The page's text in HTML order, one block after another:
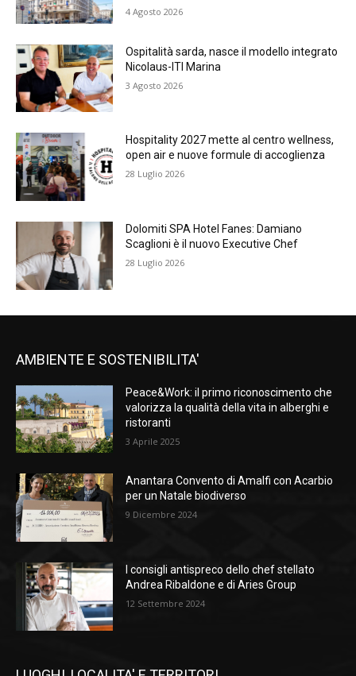
4 Agosto 2026
Ospitalità sarda, nasce il modello integrato
Nicolaus-ITI Marina
3 Agosto 2026
Hospitality 2027 mette al centro wellness,
open air e nuove formule di accoglienza
28 Luglio 2026
Dolomiti SPA Hotel Fanes: Damiano
Scaglioni è il nuovo Executive Chef
28 Luglio 2026
AMBIENTE E SOSTENIBILITA'
Peace&Work: il primo riconoscimento che
valorizza la qualità della vita in alberghi e
ristoranti
3 Aprile 2025
Anantara Convento di Amalfi con Acarbio
per un Natale biodiverso
9 Dicembre 2024
I consigli antispreco dello chef stellato
Andrea Ribaldone e di Aries Group
12 Settembre 2024